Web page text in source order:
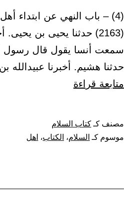
(2163) حدثنا يحيى بن
سمعت أنسا يقول قال رسول
حدثنا هشيم. أخبرنا
متابعة قراءة
ابتداء
مصنف كـ كتاب السلام
موسوم كـ السلام، الكتاب، اهل